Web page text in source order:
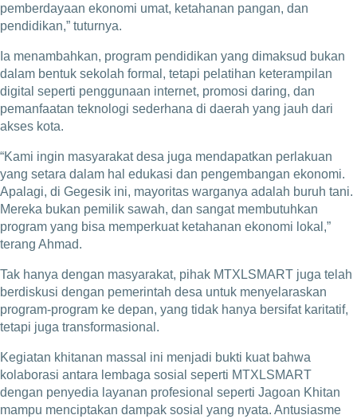
pemberdayaan ekonomi umat, ketahanan pangan, dan
pendidikan,” tuturnya.
Ia menambahkan, program pendidikan yang dimaksud bukan
dalam bentuk sekolah formal, tetapi pelatihan keterampilan
digital seperti penggunaan internet, promosi daring, dan
pemanfaatan teknologi sederhana di daerah yang jauh dari
akses kota.
“Kami ingin masyarakat desa juga mendapatkan perlakuan
yang setara dalam hal edukasi dan pengembangan ekonomi.
Apalagi, di Gegesik ini, mayoritas warganya adalah buruh tani.
Mereka bukan pemilik sawah, dan sangat membutuhkan
program yang bisa memperkuat ketahanan ekonomi lokal,”
terang Ahmad.
Tak hanya dengan masyarakat, pihak MTXLSMART juga telah
berdiskusi dengan pemerintah desa untuk menyelaraskan
program-program ke depan, yang tidak hanya bersifat karitatif,
tetapi juga transformasional.
Kegiatan khitanan massal ini menjadi bukti kuat bahwa
kolaborasi antara lembaga sosial seperti MTXLSMART
dengan penyedia layanan profesional seperti Jagoan Khitan
mampu menciptakan dampak sosial yang nyata. Antusiasme